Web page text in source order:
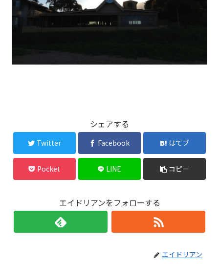
シェアする
Twitter Facebook はてブ
Pocket LINE コピー
エイドリアンをフォローする
エイドリアン